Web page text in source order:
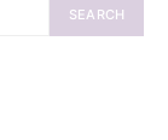
SEARCH